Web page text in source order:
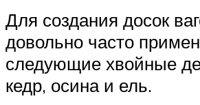
Для создания досок
довольно часто
следующие хвойные
кедр, осина и ель.